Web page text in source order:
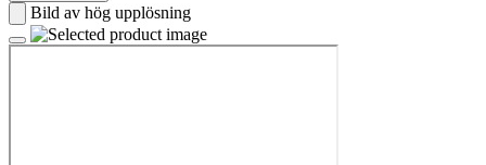
Bild av hög upplösning